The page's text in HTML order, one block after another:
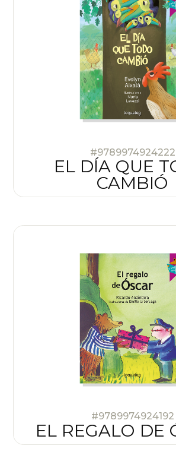
#9789974924222
EL DÍA QUE
CAMBIÓ
#9789974924192
EL REGALO DE